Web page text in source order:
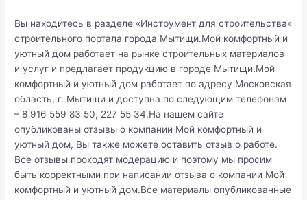
Вы находитесь в разделе «Инструмент для строительства»
строительного портала города Мытищи.Мой комфортный и
уютный дом работает на рынке строительных материалов
и услуг и предлагает продукцию в городе Мытищи.Мой
комфортный и уютный дом работает по адресу Московская
область, г. Мытищи и доступна по следующим телефонам
– 8 916 559 83 50, 227 55 34.На нашем сайте
опубликованы отзывы о компании Мой комфортный и
уютный дом, Вы также можете оставить отзыв о работе.
Все отзывы проходят модерацию и поэтому мы просим
быть корректными при написании отзыва о компании Мой
комфортный и уютный дом.Все материалы опубликованные